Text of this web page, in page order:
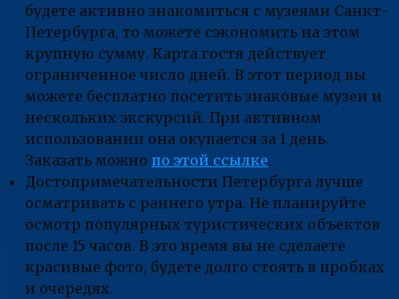
будете активно знакомиться с музеями Санкт-
Петербурга, то можете сэкономить на этом
крупную сумму. Карта гостя действует
ограниченное число дней. В этот период вы
можете бесплатно посетить знаковые музеи и
нескольких экскурсий. При активном
использовании она окупается за 1 день.
Заказать можно по этой ссылке.
Достопримечательности Петербурга лучше
осматривать с раннего утра. Не планируйте
осмотр популярных туристических объектов
после 15 часов. В это время вы не сделаете
красивые фото, будете долго стоять в пробках
и очередях.